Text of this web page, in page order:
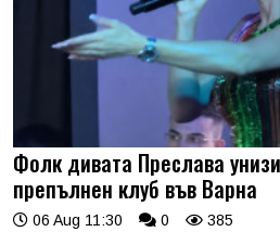
Фолк дивата Преслава
препълнен клуб във Варна
06 Aug 11:30 0 385